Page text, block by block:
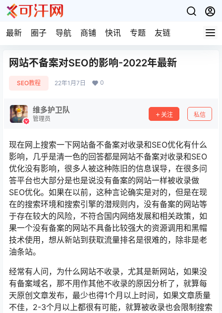
最新 圈子 导航 商铺 快讯 专题 友链
网站不备案对SEO的影响-2022年最新
SEO教程 22年1月7日 0
维多护卫队
管理员
关注 私信
现在网上搜索一下网站备不备案对收录和SEO优化有什么
影响，几乎是清一色的回答都是网站不备案对收录和SEO
优化没有影响，很多人被这种陈旧的信息误导，在很多问
答平台也大部分是也是说没有备案的网站一样被收录做
SEO优化。如果在以前，这种言论确实是对的，但是在现
在的搜索环境和搜索引擎的潜规则内，没有备案的网站等
于存在较大的风险，不符合国内网络发展和相关政策，如
果一个没有备案的网站不具备比较强大的资源调用和黑帽
技术使用，想从新站到获取流量排名是很难的，除非是老
油条站。
经常有人问，为什么网站不收录，尤其是新网站，如果没
有备案域名，那不用作其他不收录的原因分析了，就算每
天原创文章发布，最少也得1个月以上时间，如果文章质量
不佳，2-3个月以上都很有可能，就算被收录也会限制搜索